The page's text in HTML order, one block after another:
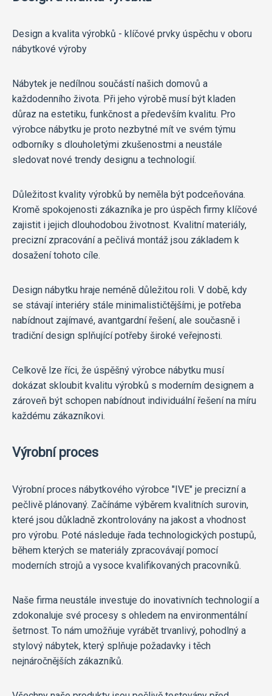
Design a kvalita výrobků - klíčové prvky úspěchu v oboru
nábytkové výroby
Nábytek je nedílnou součástí našich domovů a
každodenního života. Při jeho výrobě musí být kladen
důraz na estetiku, funkčnost a především kvalitu. Pro
výrobce nábytku je proto nezbytné mít ve svém týmu
odborníky s dlouholetými zkušenostmi a neustále
sledovat nové trendy designu a technologií.
Důležitost kvality výrobků by neměla být podceňována.
Kromě spokojenosti zákazníka je pro úspěch firmy klíčové
zajistit i jejich dlouhodobou životnost. Kvalitní materiály,
precizní zpracování a pečlivá montáž jsou základem k
dosažení tohoto cíle.
Design nábytku hraje neméně důležitou roli. V době, kdy
se stávají interiéry stále minimalističtějšími, je potřeba
nabídnout zajímavé, avantgardní řešení, ale současně i
tradiční design splňující potřeby široké veřejnosti.
Celkově lze říci, že úspěšný výrobce nábytku musí
dokázat skloubit kvalitu výrobků s moderním designem a
zároveň být schopen nabídnout individuální řešení na míru
každému zákazníkovi.
Výrobní proces
Výrobní proces nábytkového výrobce "IVE" je precizní a
pečlivě plánovaný. Začínáme výběrem kvalitních surovin,
které jsou důkladně zkontrolovány na jakost a vhodnost
pro výrobu. Poté následuje řada technologických postupů,
během kterých se materiály zpracovávají pomocí
moderních strojů a vysoce kvalifikovaných pracovníků.
Naše firma neustále investuje do inovativních technologií a
zdokonaluje své procesy s ohledem na environmentální
šetrnost. To nám umožňuje vyrábět trvanlivý, pohodlný a
stylový nábytek, který splňuje požadavky i těch
nejnáročnějších zákazníků.